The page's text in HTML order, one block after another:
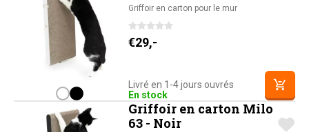
Griffoir en carton pour le mur
€29,-
Livré en 1-4 jours ouvrés
En stock
Griffoir en carton Milo
63 - Noir